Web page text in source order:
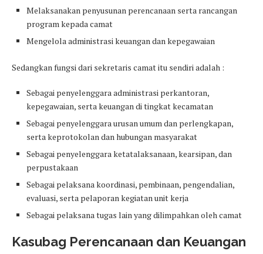
Melaksanakan penyusunan perencanaan serta rancangan
program kepada camat
Mengelola administrasi keuangan dan kepegawaian
Sedangkan fungsi dari sekretaris camat itu sendiri adalah :
Sebagai penyelenggara administrasi perkantoran,
kepegawaian, serta keuangan di tingkat kecamatan
Sebagai penyelenggara urusan umum dan perlengkapan,
serta keprotokolan dan hubungan masyarakat
Sebagai penyelenggara ketatalaksanaan, kearsipan, dan
perpustakaan
Sebagai pelaksana koordinasi, pembinaan, pengendalian,
evaluasi, serta pelaporan kegiatan unit kerja
Sebagai pelaksana tugas lain yang dilimpahkan oleh camat
Kasubag Perencanaan dan Keuangan